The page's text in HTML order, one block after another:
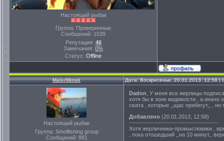
Настоящий рыбак
Группа: Проверенные
Сообщений: 1539
Репутация: 46
Замечания: 0%
Статус: Offline
MalerMinsk Дата: Воскресенье, 20.01.2013, 12:58
Настоящий рыбак
Группа: Smolfishing group
Сообщений: 881
Dadon , У меня все жерлицы
хотя бы в зоне видимости , а иначе
свата , которые ,,щас прибегут,, ,
Добавлено (20.01.2013, 12:58)
---------------------------------------------
Хотя жерличники-промысловики ,
, пока отошедший ,,на 10 минут,,